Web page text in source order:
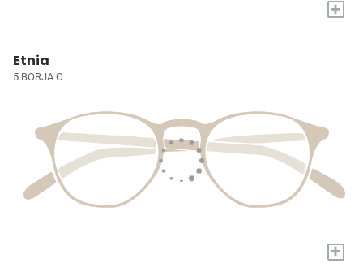
+
Etnia
5 BORJA O
+